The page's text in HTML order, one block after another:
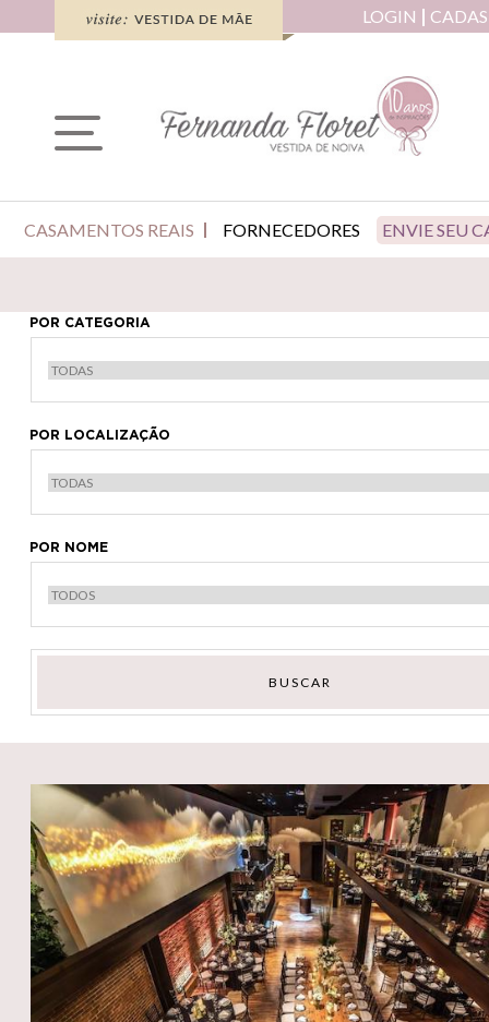
LOGIN
CASAMENTOS REAIS FORNECEDORES ENVIE SEU
POR CATEGORIA
POR LOCALIZAÇÃO
POR NOME